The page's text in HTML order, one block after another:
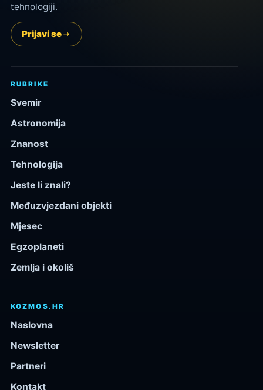
tehnologiji.
Prijavi se
RUBRIKE
Svemir
Astronomija
Znanost
Tehnologija
Jeste li znali?
Međuzvjezdani objekti
Mjesec
Egzoplaneti
Zemlja i okoliš
KOZMOS.HR
Naslovna
Newsletter
Partneri
Kontakt